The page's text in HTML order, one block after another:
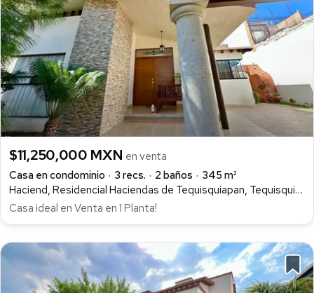
$11,250,000 MXN en venta
Casa en condominio
3 recs. 2 baños
345 m²
Haciend, Residencial Haciendas de Tequisquiapan, Tequisquiapan
Casa ideal en Venta en 1 Planta!